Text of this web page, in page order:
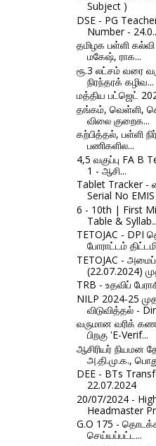
Subject )
DSE - PG
Number -
தமிழக பள்ளி
மகேஷ், ராக...
ரூ.3 லட்சம் வரை
நிரந்தரக் கழிவ...
மத்திய பட்ஜெட்
தங்கம், வெள்ளி,
விலை குறைக...
கற்பித்தல், பள்ளி
பணிகளில...
4,5 வகுப்பு FA B
1 - ஆசி...
Tablet Tracker
Serial No EMIS
6 - 10th | First
Table &
TETOJAC - DPI
போராட்டம்
TETOJAC -
(22.07.2024)
TRB - உதவிப்
NILP 2024-25
விடுவித்தல் -
வருமான வரிக்
பிறகு 'E-Verif...
ஆசிரியர் நியமன
அ.தி.மு.க.,
DEE - BTs
22.07.2024
20/07/2024 -
Headmaster
G.O 175 -
செய்யப்பட்ட...